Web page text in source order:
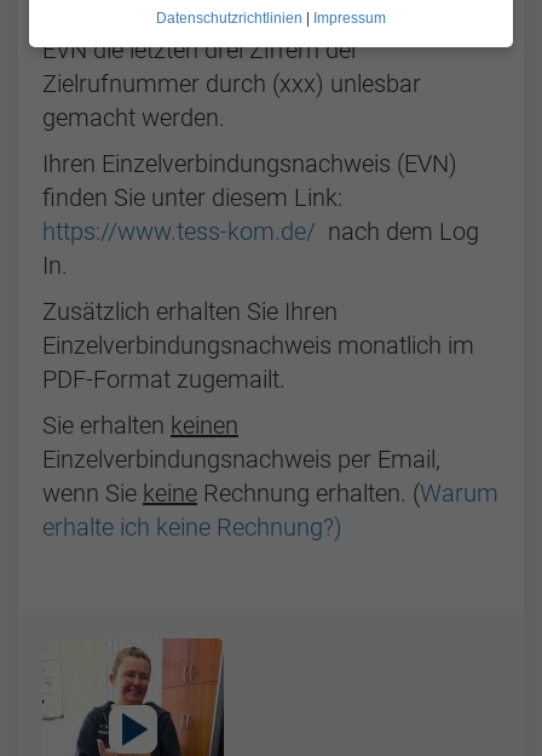
Sie können auch auswählen, ob in Ihrem
EVN die letzten drei Ziffern der
Zielrufnummer durch (xxx) unlesbar
gemacht werden.
Ihren Einzelverbindungsnachweis (EVN)
finden Sie unter diesem Link:
https://www.tess-kom.de/ nach dem Log
In.
Zusätzlich erhalten Sie Ihren
Einzelverbindungsnachweis monatlich im
PDF-Format zugemailt.
Sie erhalten keinen
Einzelverbindungsnachweis per Email,
wenn Sie keine Rechnung erhalten. (Warum
erhalte ich keine Rechnung?)
Datenschutzrichtlinien Impressum